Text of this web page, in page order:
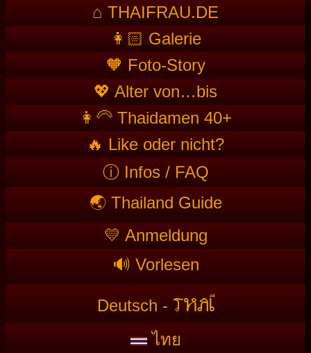
⌂ THAIFRAU.DE
👩🏻 Galerie
🧡 Foto-Story
💖 Alter von…bis
👩‍🦳 Thaidamen 40+
🔥 Like oder nicht?
ⓘ Infos / FAQ
🌏 Thailand Guide
💛 Anmeldung
🔊 Vorlesen
Deutsch - THAI
ไทย